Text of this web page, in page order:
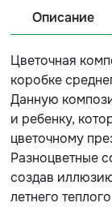
Описание
Цветочная
коробке
Данную
и ребенку,
цветочному
Разноцветные
создав
летнего